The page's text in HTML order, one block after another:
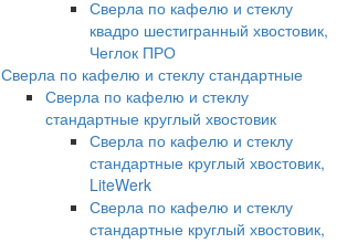
Сверла по кафелю и стеклу
квадро шестигранный хвостовик,
Чеглок ПРО
Сверла по кафелю и стеклу стандартные
Сверла по кафелю и стеклу
стандартные круглый хвостовик
Сверла по кафелю и стеклу
стандартные круглый хвостовик,
LiteWerk
Сверла по кафелю и стеклу
стандартные круглый хвостовик,